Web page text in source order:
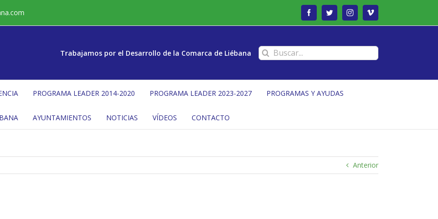
FacebookTwitterInstagramVimeo
Trabajamos por el Desarrollo de la Comarca de Liébana Buscar:
PROGRAMA LEADER 2014-2020 PROGRAMA LEADER 2023-2027 PROGRAMAS Y AYUDAS
AYUNTAMIENTOS NOTICIAS VÍDEOS CONTACTO
Anterior